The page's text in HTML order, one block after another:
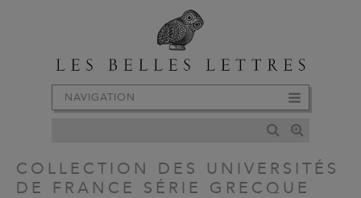
NAVIGATION
COLLECTION DES UNIVERSITÉS
DE FRANCE SÉRIE GRECQUE